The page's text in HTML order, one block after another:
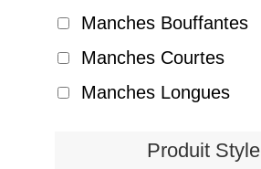
Manches Bouffantes
Manches Courtes
Manches Longues
Produit Style